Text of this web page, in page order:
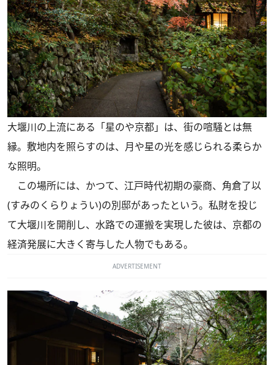
大堰川の上流にある「星のや京都」は、街の喧騒とは無
縁。敷地内を照らすのは、月や星の光を感じられる柔らか
な照明。
この場所には、かつて、江戸時代初期の豪商、角倉了以
(すみのくらりょうい)の別邸があったという。私財を投じ
て大堰川を開削し、水路での運搬を実現した彼は、京都の
経済発展に大きく寄与した人物でもある。
ADVERTISEMENT